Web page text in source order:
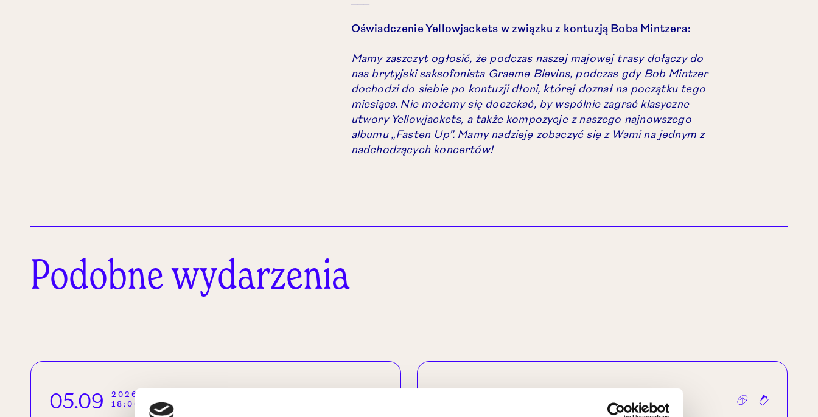
Oświadczenie Yellowjackets w związku z kontuzją Boba Mintzera:
Mamy zaszczyt ogłosić, że podczas naszej majowej trasy dołączy do
nas brytyjski saksofonista Graeme Blevins, podczas gdy Bob Mintzer
dochodzi do siebie po kontuzji dłoni, której doznał na początku tego
miesiąca. Nie możemy się doczekać, by wspólnie zagrać klasyczne
utwory Yellowjackets, a także kompozycje z naszego najnowszego
albumu „Fasten Up”. Mamy nadzieję zobaczyć się z Wami na jednym z
nadchodzących koncertów!
Podobne wydarzenia
05.09
2026
18:00